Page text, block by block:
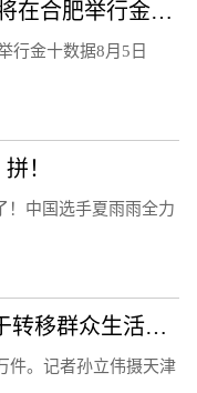
2023中国500强企业高峰论坛将在合肥举行金十数据8月5日讯，2023中国500强企业高峰论坛新闻发布会，中国企联将连续第22年发布“中国企业500强”，深入研究大企业发展趋势和相关政策
行金十数据8月5日
！
！中国选手夏雨雨全力
第二批中央救灾物资抵津 用于转移群众生活安置
件。记者孙立伟摄天津